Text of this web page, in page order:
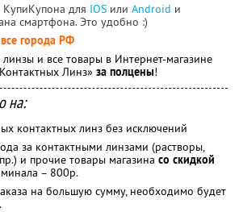
для IOS или Android и
смартфона. Это удобно :)
города РФ
и все товары в Интернет-магазине
Линз» за полцены!
на:
контактных линз без исключений
за контактными линзами (растворы,
и прочие товары магазина со скидкой
– 800р.
на большую сумму, необходимо будет